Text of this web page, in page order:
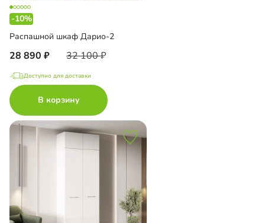
-10%
Распашной шкаф Дарио-2
28 890 32 100
Доступно для доставки
В корзину